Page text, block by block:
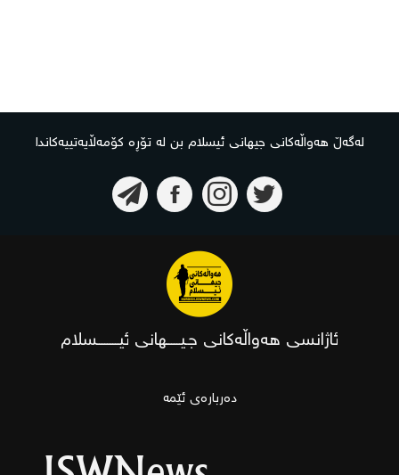
لەگەڵ هەواڵەکانی جیهانی ئیسلام بن لە تۆڕە کۆمەڵایەتییەکاندا
ئاژانسی هەواڵەکانی جـیـــــهانی ئیــــــــسلام
دەربارەی ئێمە